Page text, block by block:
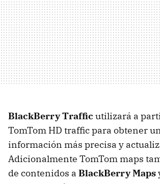
BlackBerry Traffic utilizará a
TomTom HD traffic para obtener
información más precisa y
Adicionalmente TomTom maps
de contenidos a BlackBerry Maps